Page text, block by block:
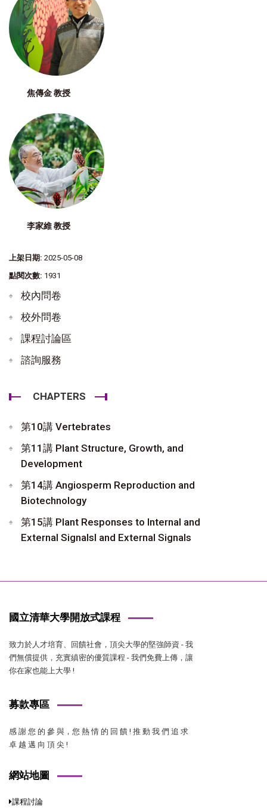
焦傳金 教授
李家維 教授
上架日期: 2025-05-08
點閱次數: 1931
校內問卷
校外問卷
課程討論區
諮詢服務
CHAPTERS
第10講 Vertebrates
第11講 Plant Structure, Growth, and
Development
第14講 Angiosperm Reproduction and
Biotechnology
第15講 Plant Responses to Internal and
External Signalsl and External Signals
國立清華大學開放式課程
致力於人才培育、回饋社會，頂尖大學的堅強師資 - 我
們無償提供，充實縝密的優質課程 - 我們免費上傳，讓
你在家也能上大學 !
募款專區
感 謝 您 的 參 與，您 熱 情 的 回 饋 ! 推 動 我 們 追 求
卓 越 邁 向 頂 尖 !
網站地圖
課程討論